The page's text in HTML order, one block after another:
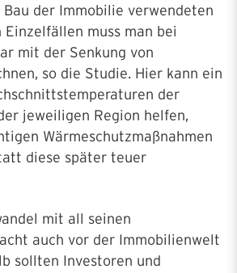
der Immobilie verwendeten
muss man bei
mit der Senkung von
so die Studie. Hier kann ein
der
jeweiligen Region helfen,
Wärmeschutzmaßnahmen
diese später teuer
mit all seinen
auch vor der Immobilienwelt
sollten Investoren und